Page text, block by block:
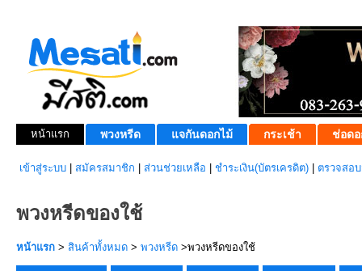
หน้าแรก พวงหรีด แจกันดอกไม้ กระเช้า ช่อดอ
เข้าสู่ระบบ สมัครสมาชิก ส่วนช่วยเหลือ ชำระเงิน(บัตรเครดิต) ตรวจสอ
พวงหรีดของใช้
หน้าแรก > สินค้าทั้งหมด > พวงหรีด >พวงหรีดของใช้